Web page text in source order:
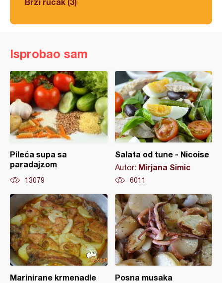
Isprobao sam
Pileća supa sa
paradajzom
13079
Salata od tune - Nicoise
Autor: Mirjana Simic
6011
Marinirane krmenadle Posna musaka